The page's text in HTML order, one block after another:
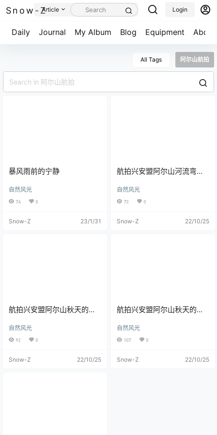
Snow-Z
Daily Journal My Album Blog Equipment About
Article Login
All Tags 阿尔山航拍
暴风雨前的宁静
自然风光
74 0
Snow-Z 23/1/31
航拍兴安盟阿尔山河流弯曲
自然风光
73 0
Snow-Z 22/10/25
航拍兴安盟阿尔山秋天的森
自然风光
92 0
Snow-Z 22/10/25
航拍兴安盟阿尔山秋天的森
自然风光
107 0
Snow-Z 22/10/25